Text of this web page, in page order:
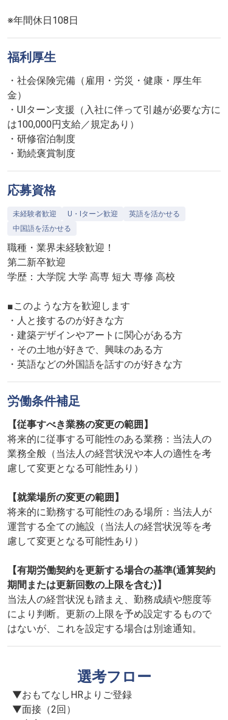
※年間休⽇108⽇
福利厚生
・社会保険完備（雇用・労災・健康・厚生年
金）
・UIターン支援（⼊社に伴って引越が必要な⽅に
は100,000円⽀給／規定あり）
・研修宿泊制度
・勤続褒賞制度
応募資格
未経験者歓迎 U・Iターン歓迎
英語を活かせる
中国語を活かせる
職種・業界未経験歓迎！
第二新卒歓迎
学歴：大学院 大学 高専 短大 専修 高校
■このような方を歓迎します
・人と接するのが好きな方
・建築デザインやアートに関心がある方
・その土地が好きで、興味のある方
・英語などの外国語を話すのが好きな方
労働条件補足
【従事すべき業務の変更の範囲】
将来的に従事する可能性のある業務：当法人の
業務全般（当法人の経営状況や本人の適性を考
慮して変更となる可能性あり）
【就業場所の変更の範囲】
将来的に勤務する可能性のある場所：当法人が
運営する全ての施設（当法人の経営状況等を考
慮して変更となる可能性あり）
【有期労働契約を更新する場合の基準(通算契約
期間または更新回数の上限を含む)】
当法人の経営状況も踏まえ、勤務成績や態度等
により判断。更新の上限を予め設定するもので
はないが、これを設定する場合は別途通知。
選考フロー
▼おもてなしHRよりご登録
▼面接（2回）